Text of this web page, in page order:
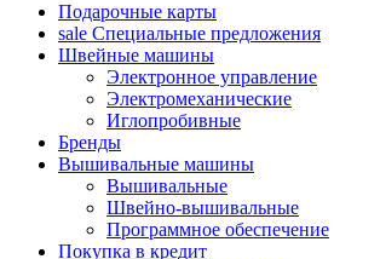
Подарочные карты
sale Специальные предложения
Швейные машины
Электронное управление
Электромеханические
Иглопробивные
Бренды
Вышивальные машины
Вышивальные
Швейно-вышивальные
Программное обеспечение
Покупка в кредит